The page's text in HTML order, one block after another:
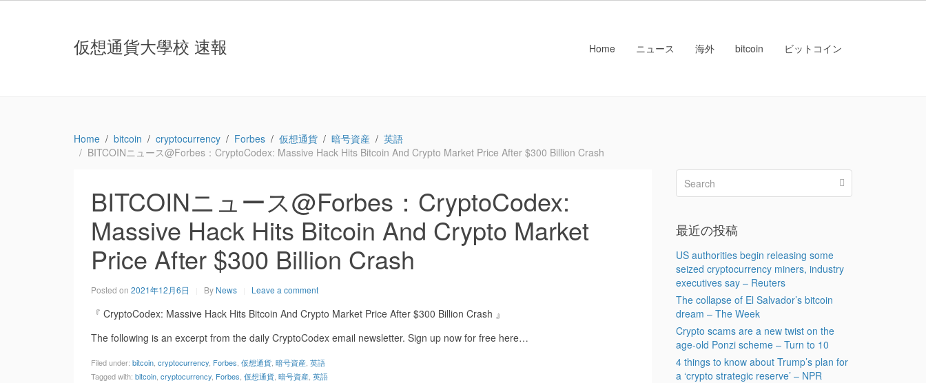
仮想通貨大學校 速報 Home ニュース 海外 bitcoin ビットコイン
Home bitcoin cryptocurrency Forbes 仮想通貨 暗号資産
英語
BITCOINニュース@Forbes：CryptoCodex: Massive Hack Hits Bitcoin And Crypto Market Price After $300 Billion Crash
BITCOINニュース@Forbes：CryptoCodex:
Massive Hack Hits Bitcoin And Crypto Market
Price After $300 Billion Crash
Posted on 2021年12月6日 By News Leave a comment
『 CryptoCodex: Massive Hack Hits Bitcoin And Crypto Market Price After $300 Billion Crash 』
The following is an excerpt from the daily CryptoCodex email newsletter. Sign up now for free here…
Filed under: bitcoin cryptocurrency Forbes 仮想通貨 暗号資産 英語
Tagged with: bitcoin cryptocurrency Forbes 仮想通貨 暗号資産 英語
最近の投稿
US authorities begin releasing some
seized cryptocurrency miners, industry
executives say – Reuters
The collapse of El Salvador’s bitcoin
dream – The Week
Crypto scams are a new twist on the
age-old Ponzi scheme – Turn to 10
4 things to know about Trump’s plan for
a ‘crypto strategic reserve’ – NPR